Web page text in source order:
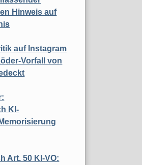
Hinweis auf
auf Instagram
Vorfall von
KI-
Art. 50 KI-VO: